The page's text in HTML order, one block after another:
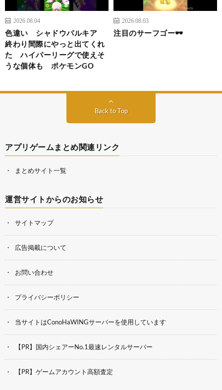
2026.08.04
色違い シャドウパルキア
終わり間際にやっと出てくれ
た ハイパーリーグで使えそ
うな個体も ポケモンGO
2026.08.03
注目のサーフゴー🕶️
Back to Top
アプリゲームまとめ関連リンク
まとめサイト一覧
運営サイトからのお知らせ
サイトマップ
広告掲載について
お問い合わせ
プライバシーポリシー
当サイトはConoHaWINGサーバーを使用しています
【PR】国内シェアーNo.1最速レンタルサーバー
【PR】ゲームアカウント高額査定